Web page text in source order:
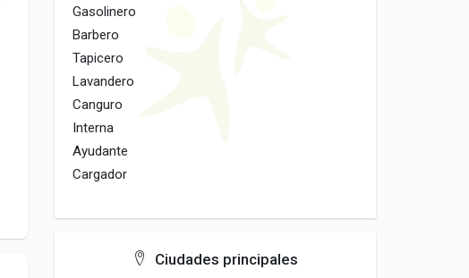
Gasolinero
Barbero
Tapicero
Lavandero
Canguro
Interna
Ayudante
Cargador
Ciudades principales